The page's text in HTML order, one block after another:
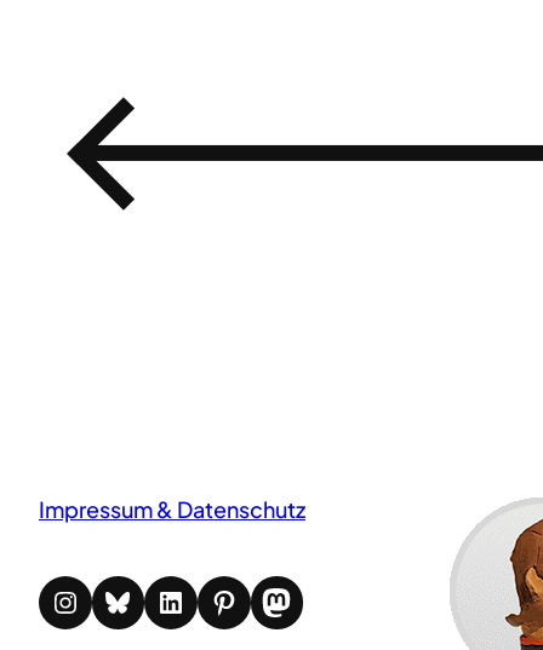
←
Impressum & Datenschutz
Instagram Bluesky LinkedIn Pinterest Mastodon